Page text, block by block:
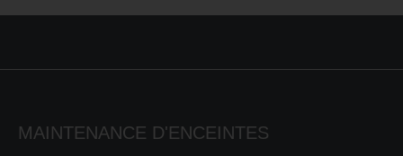
MAINTENANCE D'ENCEINTES